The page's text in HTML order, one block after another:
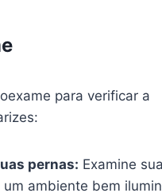
para verificar a
pernas: Examine
um ambiente bem